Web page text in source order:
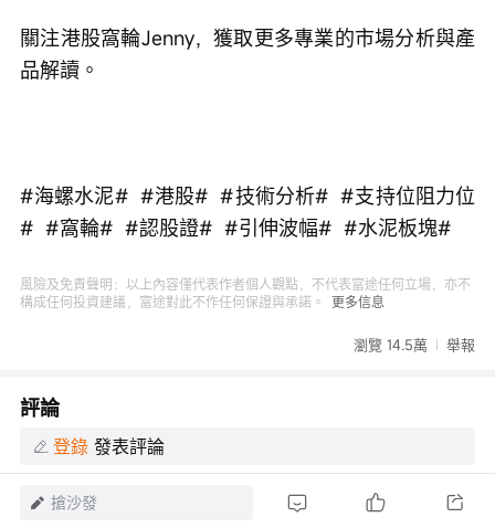
關注港股窩輪Jenny，獲取更多專業的市場分析與產
品解讀。
#海螺水泥#  #港股#  #技術分析#  #支持位阻力位
#  #窩輪#  #認股證#  #引伸波幅#  #水泥板塊#
風險及免責聲明：以上內容僅代表作者個人觀點，不代表富途任何立場，亦不
構成任何投資建議，富途對此不作任何保證與承諾。
更多信息
瀏覽 14.5萬 舉報
評論
登錄 發表評論
搶沙發